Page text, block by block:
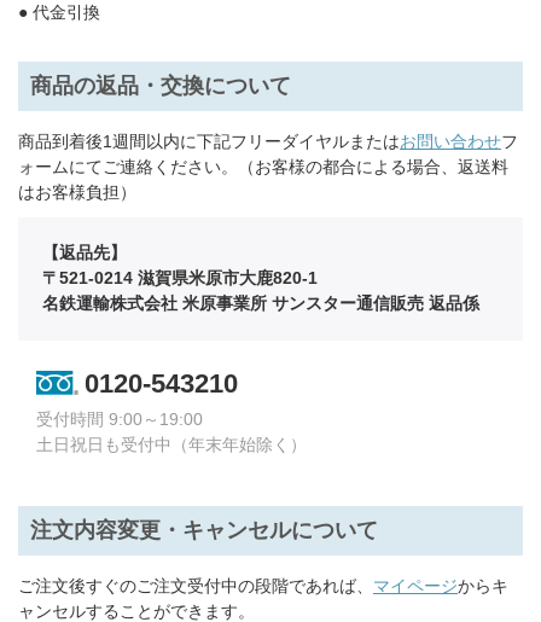
● 代金引換
商品の返品・交換について
商品到着後1週間以内に下記フリーダイヤルまたはお問い合わせフ
ォームにてご連絡ください。（お客様の都合による場合、返送料
はお客様負担）
【返品先】
〒521-0214 滋賀県米原市大鹿820-1
名鉄運輸株式会社 米原事業所 サンスター通信販売 返品係
0120-543210
受付時間 9:00～19:00
土日祝日も受付中（年末年始除く）
注文内容変更・キャンセルについて
ご注文後すぐのご注文受付中の段階であれば、 マイページからキ
ャンセルすることができます。